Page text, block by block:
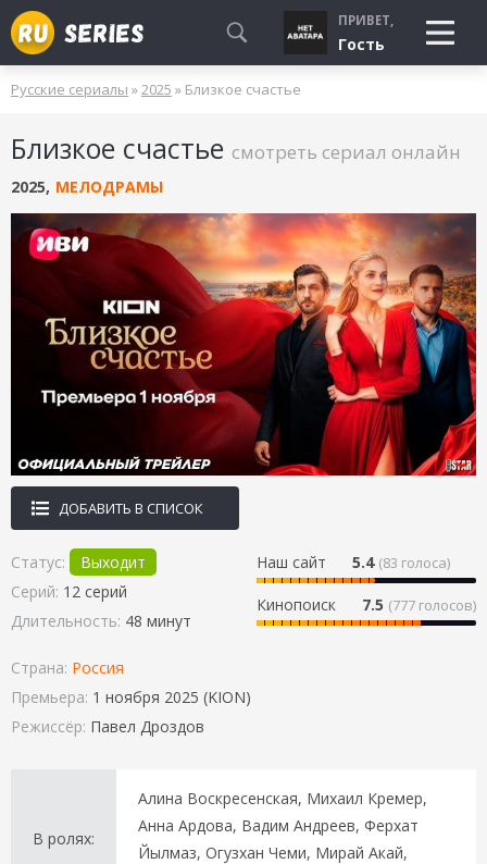
СМОТРЮ
БУДУ СМОТРЕТЬ
УЖЕ СМОТРЕЛ
ПРИВЕТ,
Гость
Русские сериалы »2025 » Близкое счастье
Близкое счастье смотреть сериал онлайн
2025, МЕЛОДРАМЫ
ДОБАВИТЬ В СПИСОК
Наш сайт 5.4 (83 голоса)
Кинопоиск 7.5 (777 голосов)
Статус:
Выходит
Серий: 12 серий
Длительность: 48 минут
Страна: Россия
Премьера: 1 ноября 2025 (KION)
Режиссёр: Павел Дроздов
В ролях:
Алина Воскресенская, Михаил Кремер,
Анна Ардова, Вадим Андреев, Ферхат
Йылмаз, Огузхан Чеми, Мирай Акай,